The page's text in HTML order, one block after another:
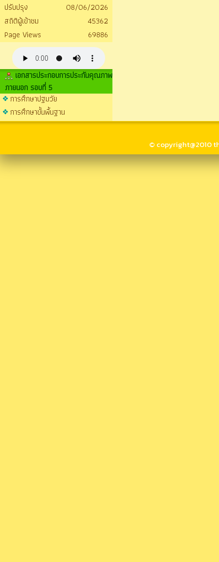
ปรับปรุง
08/06/2026
สถิติผู้เข้าชม
45362
Page Views
69886
เอกสารประกอบการประกันคุณภาพ
ภายนอก รอบที่ 5
การศึกษาปฐมวัย
การศึกษาขั้นพื้นฐาน
© copyright@2010